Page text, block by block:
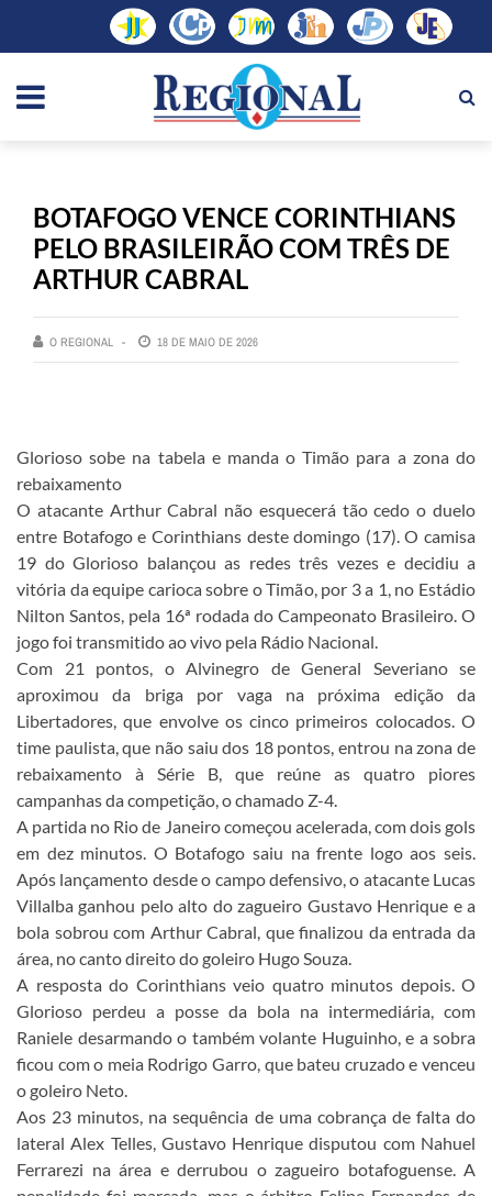
BOTAFOGO VENCE CORINTHIANS
PELO BRASILEIRÃO COM TRÊS DE
ARTHUR CABRAL
O REGIONAL 18 DE MAIO DE 2026
Glorioso sobe na tabela e manda o Timão para a zona do
rebaixamento
O atacante Arthur Cabral não esquecerá tão cedo o duelo
entre Botafogo e Corinthians deste domingo (17). O camisa
19 do Glorioso balançou as redes três vezes e decidiu a
vitória da equipe carioca sobre o Timão, por 3 a 1, no Estádio
Nilton Santos, pela 16ª rodada do Campeonato Brasileiro. O
jogo foi transmitido ao vivo pela Rádio Nacional.
Com 21 pontos, o Alvinegro de General Severiano se
aproximou da briga por vaga na próxima edição da
Libertadores, que envolve os cinco primeiros colocados. O
time paulista, que não saiu dos 18 pontos, entrou na zona de
rebaixamento à Série B, que reúne as quatro piores
campanhas da competição, o chamado Z-4.
A partida no Rio de Janeiro começou acelerada, com dois gols
em dez minutos. O Botafogo saiu na frente logo aos seis.
Após lançamento desde o campo defensivo, o atacante Lucas
Villalba ganhou pelo alto do zagueiro Gustavo Henrique e a
bola sobrou com Arthur Cabral, que finalizou da entrada da
área, no canto direito do goleiro Hugo Souza.
A resposta do Corinthians veio quatro minutos depois. O
Glorioso perdeu a posse da bola na intermediária, com
Raniele desarmando o também volante Huguinho, e a sobra
ficou com o meia Rodrigo Garro, que bateu cruzado e venceu
o goleiro Neto.
Aos 23 minutos, na sequência de uma cobrança de falta do
lateral Alex Telles, Gustavo Henrique disputou com Nahuel
Ferrarezi na área e derrubou o zagueiro botafoguense. A